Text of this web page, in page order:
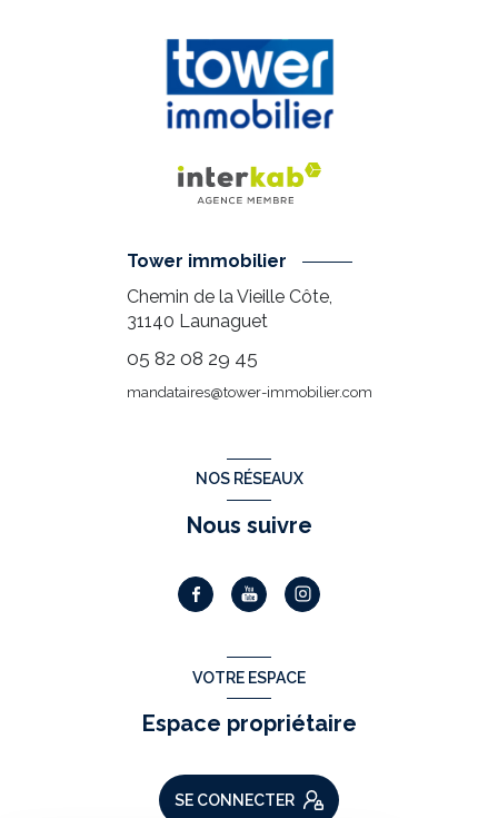
Tower immobilier
Chemin de la Vieille Côte,
31140 Launaguet
05 82 08 29 45
mandataires@tower-immobilier.com
NOS RÉSEAUX
Nous suivre
VOTRE ESPACE
Espace propriétaire
SE CONNECTER